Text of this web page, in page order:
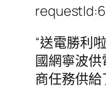
“送電勝利
國網寧波
商任務供